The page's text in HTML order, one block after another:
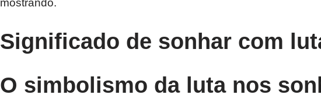
mostrando.
Significado de sonhar com
O simbolismo da luta nos